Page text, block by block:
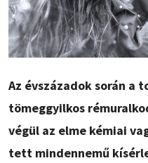
Az évszázadok során a
tömeggyilkos
végül az elme kémiai
tett mindennemű